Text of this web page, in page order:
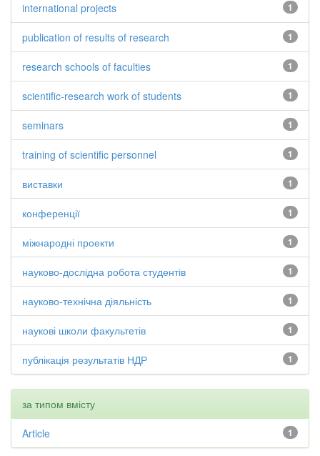
1
international projects
1
publication of results of research
1
research schools of faculties
1
scientific-research work of students
1
seminars
1
training of scientific personnel
1
виставки
1
конференції
1
міжнародні проекти
1
науково-дослідна робота студентів
1
науково-технічна діяльність
1
наукові школи факультетів
1
публікація результатів НДР
за типом вмісту
1
Article